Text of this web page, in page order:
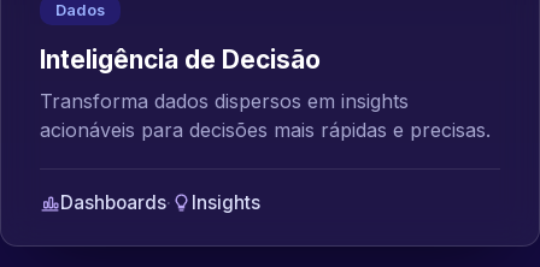
Dados
Inteligência de Decisão
Transforma dados dispersos em insights
acionáveis para decisões mais rápidas e precisas.
Dashboards· Insights